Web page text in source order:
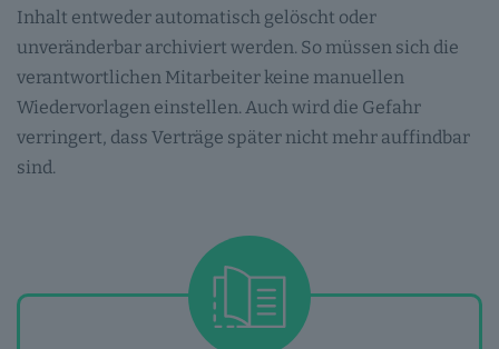
Inhalt entweder automatisch gelöscht oder
unveränderbar archiviert werden. So müssen sich die
verantwortlichen Mitarbeiter keine manuellen
Wiedervorlagen einstellen. Auch wird die Gefahr
verringert, dass Verträge später nicht mehr auffindbar
sind.